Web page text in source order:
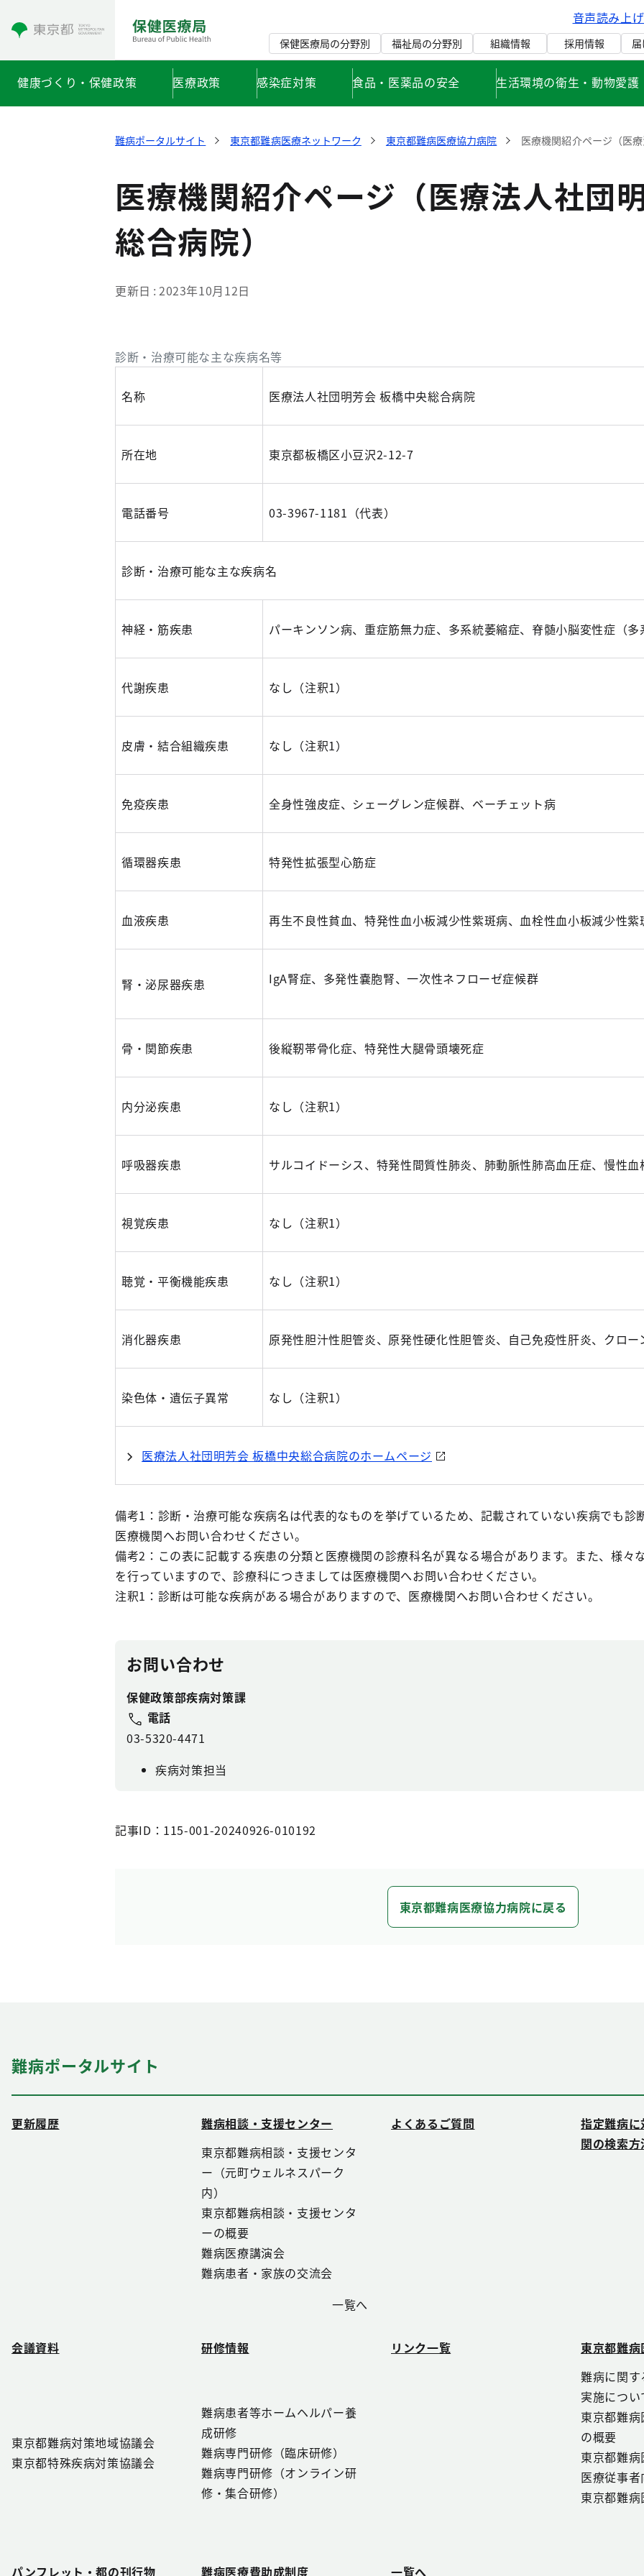
音声読み上
保健医療局の分野別 福祉局の分野別 組織情報 採用情報
健康づくり・保健政策 医療政策 感染症対策 食品・医薬品の安全 生活環境の衛生・動物愛護
難病ポータルサイト 東京都難病医療ネットワーク 東京都難病医療協力病院 医療機関紹介ページ（医
医療機関紹介ページ（医療法人社団
総合病院）
更新日 2023年10月12日
診断・治療可能な主な疾病名等
名称 医療法人社団明芳会 板橋中央総合病院
所在地 東京都板橋区小豆沢2-12-7
電話番号 03-3967-1181（代表）
診断・治療可能な主な疾病名
神経・筋疾患 パーキンソン病、重症筋無力症、多系統萎縮症、脊髄小脳変性症（
代謝疾患 なし（注釈1）
皮膚・結合組織疾患 なし（注釈1）
免疫疾患 全身性強皮症、シェーグレン症候群、ベーチェット病
循環器疾患 特発性拡張型心筋症
血液疾患 再生不良性貧血、特発性血小板減少性紫斑病、血栓性血小板減少性紫
腎・泌尿器疾患 IgA腎症、多発性嚢胞腎、一次性ネフローゼ症候群
骨・関節疾患 後縦靭帯骨化症、特発性大腿骨頭壊死症
内分泌疾患 なし（注釈1）
呼吸器疾患 サルコイドーシス、特発性間質性肺炎、肺動脈性肺高血圧症、慢性
視覚疾患 なし（注釈1）
聴覚・平衡機能疾患 なし（注釈1）
消化器疾患 原発性胆汁性胆管炎、原発性硬化性胆管炎、自己免疫性肝炎、クロ
染色体・遺伝子異常 なし（注釈1）
医療法人社団明芳会 板橋中央総合病院のホームページ
備考1：診断・治療可能な疾病名は代表的なものを挙げているため、記載されていない疾病でも診
医療機関へお問い合わせください。
備考2：この表に記載する疾患の分類と医療機関の診療科名が異なる場合があります。また、様々
を行っていますので、診療科につきましては医療機関へお問い合わせください。
注釈1：診断は可能な疾病がある場合がありますので、医療機関へお問い合わせください。
お問い合わせ
保健政策部疾病対策課
電話
03-5320-4471
疾病対策担当
記事ID：115-001-20240926-010192
東京都難病医療協力病院に戻る
難病ポータルサイト
更新履歴
難病相談・支援センター
東京都難病相談・支援センタ
ー（元町ウェルネスパーク
内）
東京都難病相談・支援センタ
ーの概要
難病医療講演会
難病患者・家族の交流会
一覧へ
よくあるご質問
指定難病
関の検索方
会議資料
東京都難病対策地域協議会
東京都特殊疾病対策協議会
研修情報
難病患者等ホームヘルパー養
成研修
難病専門研修（臨床研修）
難病専門研修（オンライン研
修・集合研修）
リンク一覧
東京都難
難病に関
実施につい
東京都難
の概要
東京都難
医療従事
東京都難
パンフレット・都の刊行物 難病医療費助成制度 一覧へ